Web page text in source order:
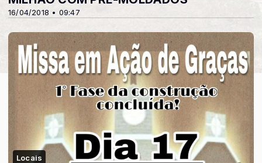
16/04/2018 • 09:47
Locais